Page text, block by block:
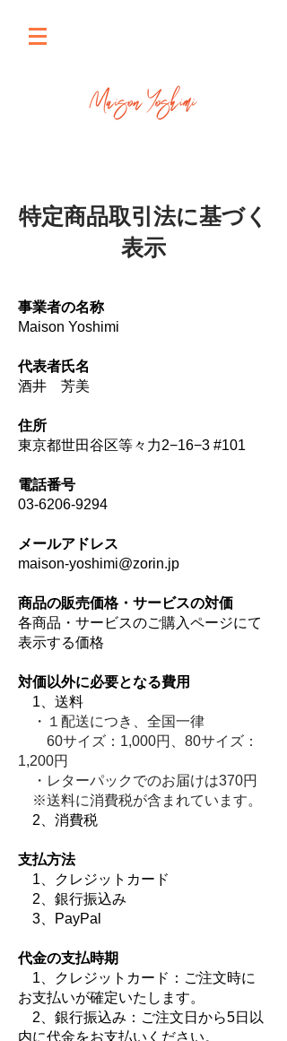
特定商品取引法に基づく
表示
事業者の名称
Maison Yoshimi
代表者氏名
酒井 芳美
住所
東京都世田谷区等々力2−16−3 #101
電話番号
03-6206-9294
メールアドレス
maison-yoshimi@zorin.jp
商品の販売価格・サービスの対価
各商品・サービスのご購入ページにて
表示する価格
対価以外に必要となる費用
1、 送料
・１配送につき、全国一律
60サイズ：1,000円、80サイズ：
1,200円
・レターパックでのお届けは370円
※送料に消費税が含まれています。
2、消費税
支払方法
1、クレジットカード
2、銀行振込み
3、PayPal
代金の支払時期
1、クレジットカード：ご注文時に
お支払いが確定いたします。
2、銀行振込み：ご注文日から5日以
内に代金をお支払いください。